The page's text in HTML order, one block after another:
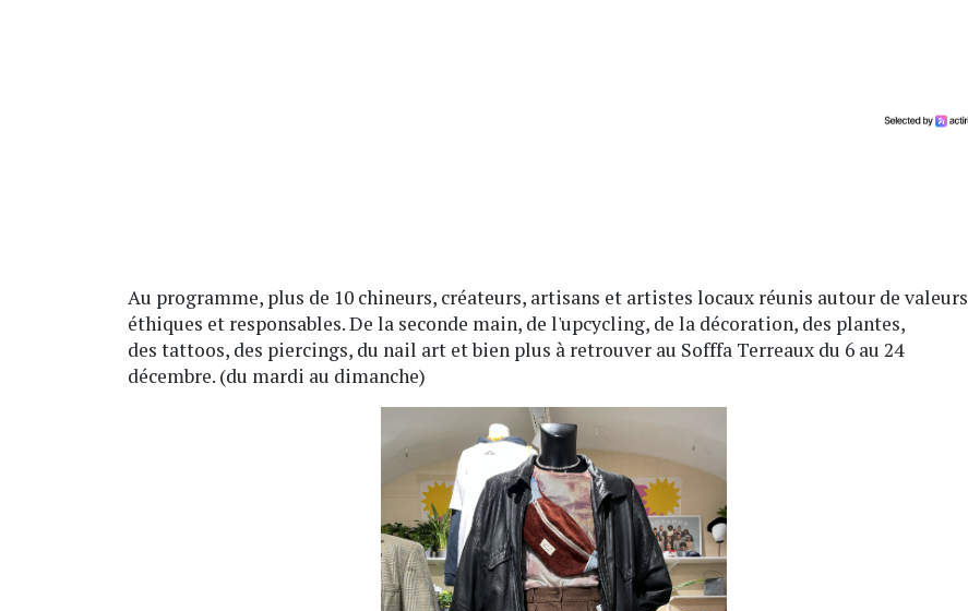
Au programme, plus de 10 chineurs, créateurs, artisans et artistes locaux réunis autour de valeurs
éthiques et responsables. De la seconde main, de l'upcycling, de la décoration, des plantes,
des tattoos, des piercings, du nail art et bien plus à retrouver au Sofffa Terreaux du 6 au 24
décembre. (du mardi au dimanche)